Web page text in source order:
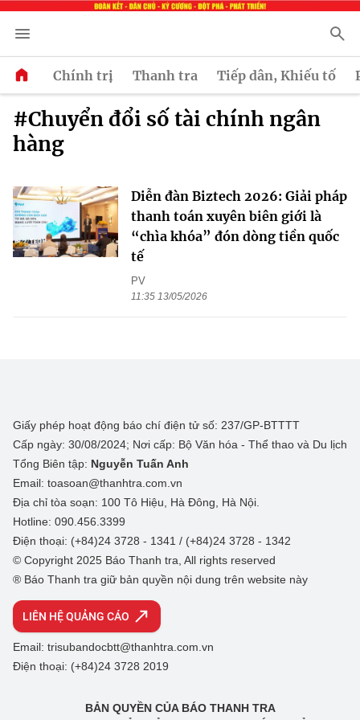
Chính trị Thanh tra Tiếp dân, Khiếu tố
#Chuyển đổi số tài chính ngân
hàng
Diễn đàn Biztech 2026: Giải pháp
thanh toán xuyên biên giới là
“chìa khóa” đón dòng tiền quốc
tế
PV
11:35 13/05/2026
Giấy phép hoạt động báo chí điện tử số: 237/GP-BTTTT
Cấp ngày: 30/08/2024; Nơi cấp: Bộ Văn hóa - Thể thao và Du lịch
Tổng Biên tập: Nguyễn Tuấn Anh
Email: toasoan@thanhtra.com.vn
Địa chỉ tòa soạn: 100 Tô Hiệu, Hà Đông, Hà Nội.
Hotline: 090.456.3399
Điện thoại: (+84)24 3728 - 1341 / (+84)24 3728 - 1342
© Copyright 2025 Báo Thanh tra, All rights reserved
® Báo Thanh tra giữ bản quyền nội dung trên website này
LIÊN HỆ QUẢNG CÁO
Email: trisubandocbtt@thanhtra.com.vn
Điện thoại: (+84)24 3728 2019
BẢN QUYỀN CỦA BÁO THANH TRA